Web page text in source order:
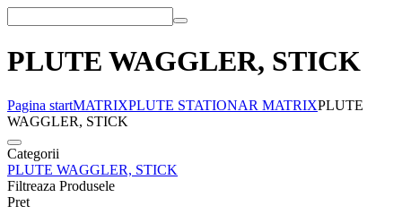
PLUTE WAGGLER, STICK
Pagina startMATRIXPLUTE STATIONAR MATRIXPLUTE
WAGGLER, STICK
Categorii
PLUTE WAGGLER, STICK
Filtreaza Produsele
Pret